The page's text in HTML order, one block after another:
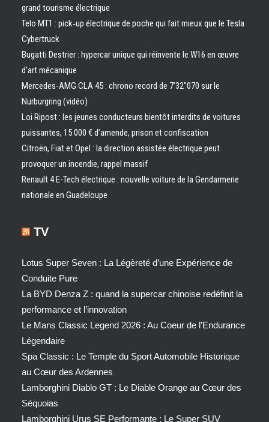
grand tourisme électrique
Telo MT1 : pick‑up électrique de poche qui fait mieux que le Tesla
Cybertruck
Bugatti Destrier : hypercar unique qui réinvente le W16 en œuvre
d’art mécanique
Mercedes-AMG CLA 45 : chrono record de 7’32″070 sur le
Nürburgring (vidéo)
Loi Ripost : les jeunes conducteurs bientôt interdits de voitures
puissantes, 15 000 € d’amende, prison et confiscation
Citroën, Fiat et Opel : la direction assistée électrique peut
provoquer un incendie, rappel massif
Renault 4 E-Tech électrique : nouvelle voiture de la Gendarmerie
nationale en Guadeloupe
TV
Lotus Super Seven : La Légèreté d’une Expérience de
Conduite Pure
La BYD Denza Z : quand la supercar chinoise redéfinit la
performance et l’innovation
Le Mans Classic Legend 2026 : Au Coeur de l’Endurance
Légendaire
Spa Classic : Le Temple du Sport Automobile Historique
au Cœur des Ardennes
Lamborghini Diablo GT : Le Diable Orange au Cœur des
Séquoias
Lamborghini Urus SE Performante : Le Super SUV